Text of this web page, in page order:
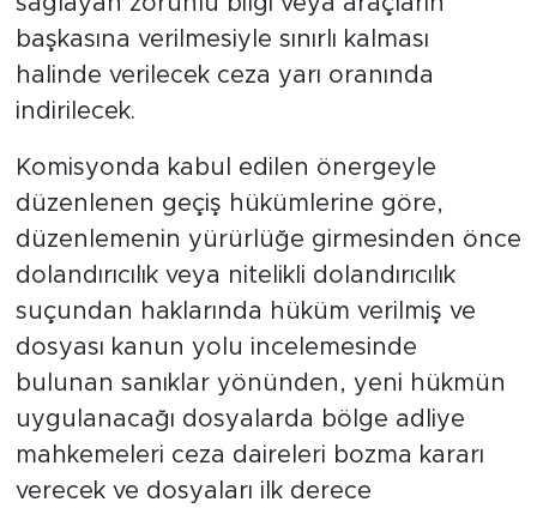
başkasına verilmesiyle sınırlı kalması
halinde verilecek ceza yarı oranında
indirilecek.
Komisyonda kabul edilen önergeyle
düzenlenen geçiş hükümlerine göre,
düzenlemenin yürürlüğe girmesinden önce
dolandırıcılık veya nitelikli dolandırıcılık
suçundan haklarında hüküm verilmiş ve
dosyası kanun yolu incelemesinde
bulunan sanıklar yönünden, yeni hükmün
uygulanacağı dosyalarda bölge adliye
mahkemeleri ceza daireleri bozma kararı
verecek ve dosyaları ilk derece